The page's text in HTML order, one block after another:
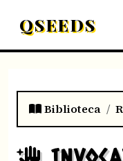
QSEEDS
Biblioteca